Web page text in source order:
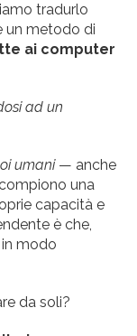
tradurlo
un metodo di
ai computer
ad un
umani — anche
una
capacità e
è che,
modo
da soli?